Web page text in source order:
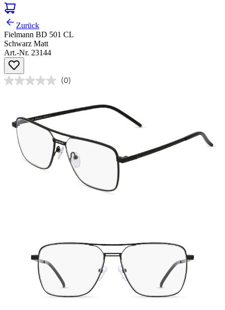
Zurück
Fielmann BD 501 CL
Schwarz Matt
Art.-Nr. 23144
(0)